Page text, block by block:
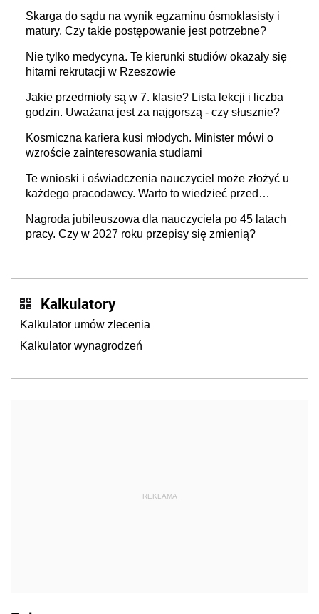
Skarga do sądu na wynik egzaminu ósmoklasisty i
matury. Czy takie postępowanie jest potrzebne?
Nie tylko medycyna. Te kierunki studiów okazały się
hitami rekrutacji w Rzeszowie
Jakie przedmioty są w 7. klasie? Lista lekcji i liczba
godzin. Uważana jest za najgorszą - czy słusznie?
Kosmiczna kariera kusi młodych. Minister mówi o
wzroście zainteresowania studiami
Te wnioski i oświadczenia nauczyciel może złożyć u
każdego pracodawcy. Warto to wiedzieć przed
Nagroda jubileuszowa dla nauczyciela po 45 latach
pracy. Czy w 2027 roku przepisy się zmienią?
Kalkulatory
Kalkulator umów zlecenia
Kalkulator wynagrodzeń
REKLAMA